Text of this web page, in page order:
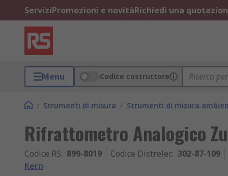
ServiziPromozioni e novitàRichiedi una
Menu Codice costruttore
/ Strumenti di misura / Strumenti di misura
Rifrattometro Analogico
Codice RS: 899-8019 Codice Distrelec: 302-87-109
Kern